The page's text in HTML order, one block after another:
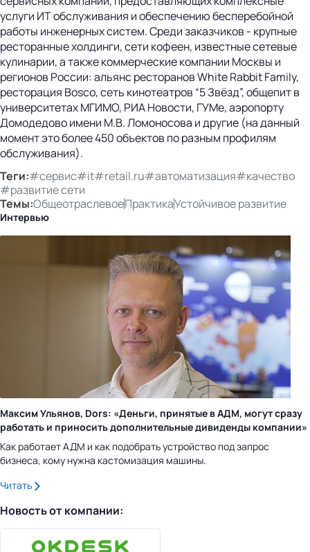
услуги ИТ обслуживания и обеспечению бесперебойной
работы инженерных систем. Среди заказчиков - крупные
ресторанные холдинги, сети кофеен, известные сетевые
кулинарии, а также коммерческие компании Москвы и
регионов России: альянс ресторанов White Rabbit Family,
ресторация Bosco, сеть кинотеатров “5 Звёзд”, общепит в
университетах МГИМО, РИА Новости, ГУМе, аэропорту
Домодедово имени М.В. Ломоносова и другие (на данный
момент это более 450 объектов по разным профилям
обслуживания).
Теги:#сервис#it#retail.ru#автоматизация#качество
#развитие сети
Темы:ОбщеотраслевоеПрактикаУстойчивое развитие
Интервью
Максим Ульянов, Dors: «Деньги, принятые в АДМ, могут сразу
работать и приносить дополнительные дивиденды компании»
Как работает АДМ и как подобрать устройство под запрос
бизнеса, кому нужна кастомизация машины.
Читать
Новость от компании: